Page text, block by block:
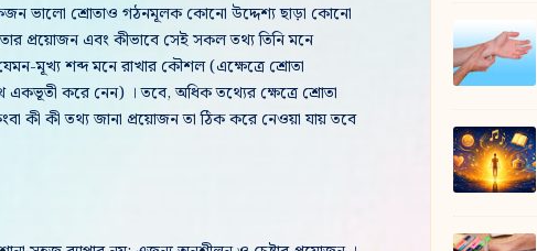
ভালো শ্রোতাও গঠনমূলক কোনো উদ্দেশ্য ছাড়া কোনো
প্রয়োজন এবং কীভাবে সেই সকল তথ্য তিনি মনে
মূখ্য শব্দ মনে রাখার কৌশল (এক্ষেত্রে শ্রোতা
একভূতী করে নেন) । তবে, অধিক তথ্যের ক্ষেত্রে শ্রোতা
কী কী তথ্য জানা প্রয়োজন তা ঠিক করে নেওয়া যায় তবে